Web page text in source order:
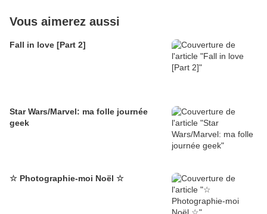
Vous aimerez aussi
Fall in love [Part 2]
Star Wars/Marvel: ma folle journée
geek
☆ Photographie-moi Noël ☆